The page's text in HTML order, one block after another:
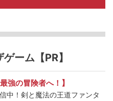
ーム【PR】
強の冒険者へ！】
中！剣と魔法の王道ファンタ